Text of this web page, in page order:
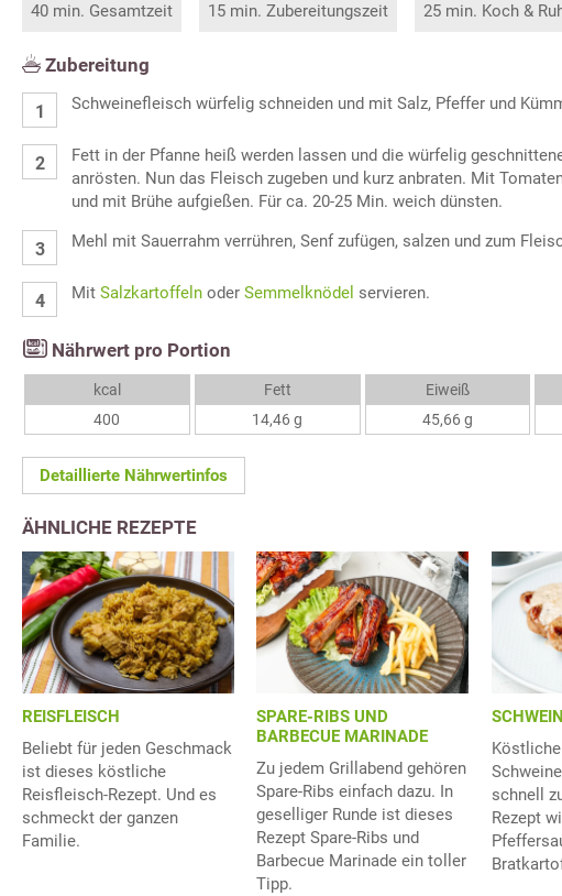
40 min. Gesamtzeit 15 min. Zubereitungszeit 25 min. Koch &
Zubereitung
Schweinefleisch würfelig schneiden und mit Salz, Pfeffer und
Fett in der Pfanne heiß werden lassen und die würfelig
anrösten. Nun das Fleisch zugeben und kurz anbraten. Mit
und mit Brühe aufgießen. Für ca. 20-25 Min. weich dünsten.
Mehl mit Sauerrahm verrühren, Senf zufügen, salzen und zum
Mit Salzkartoffeln oder Semmelknödel servieren.
Nährwert pro Portion
kcal
400
Fett
14,46 g
Eiweiß
45,66 g
Detaillierte Nährwertinfos
ÄHNLICHE REZEPTE
REISFLEISCH
Beliebt für jeden Geschmack
ist dieses köstliche
Reisfleisch-Rezept. Und es
schmeckt der ganzen
Familie.
SPARE-RIBS UND
BARBECUE MARINADE
Zu jedem Grillabend gehören
Spare-Ribs einfach dazu. In
geselliger Runde ist dieses
Rezept Spare-Ribs und
Barbecue Marinade ein toller
Tipp.
Köstliche
schnell
Rezept